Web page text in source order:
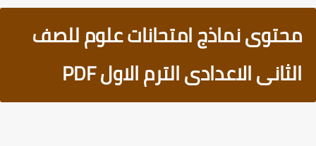
محتوى نماذج امتحانات علوم للصف
الثانى الاعدادى الترم الاول PDF